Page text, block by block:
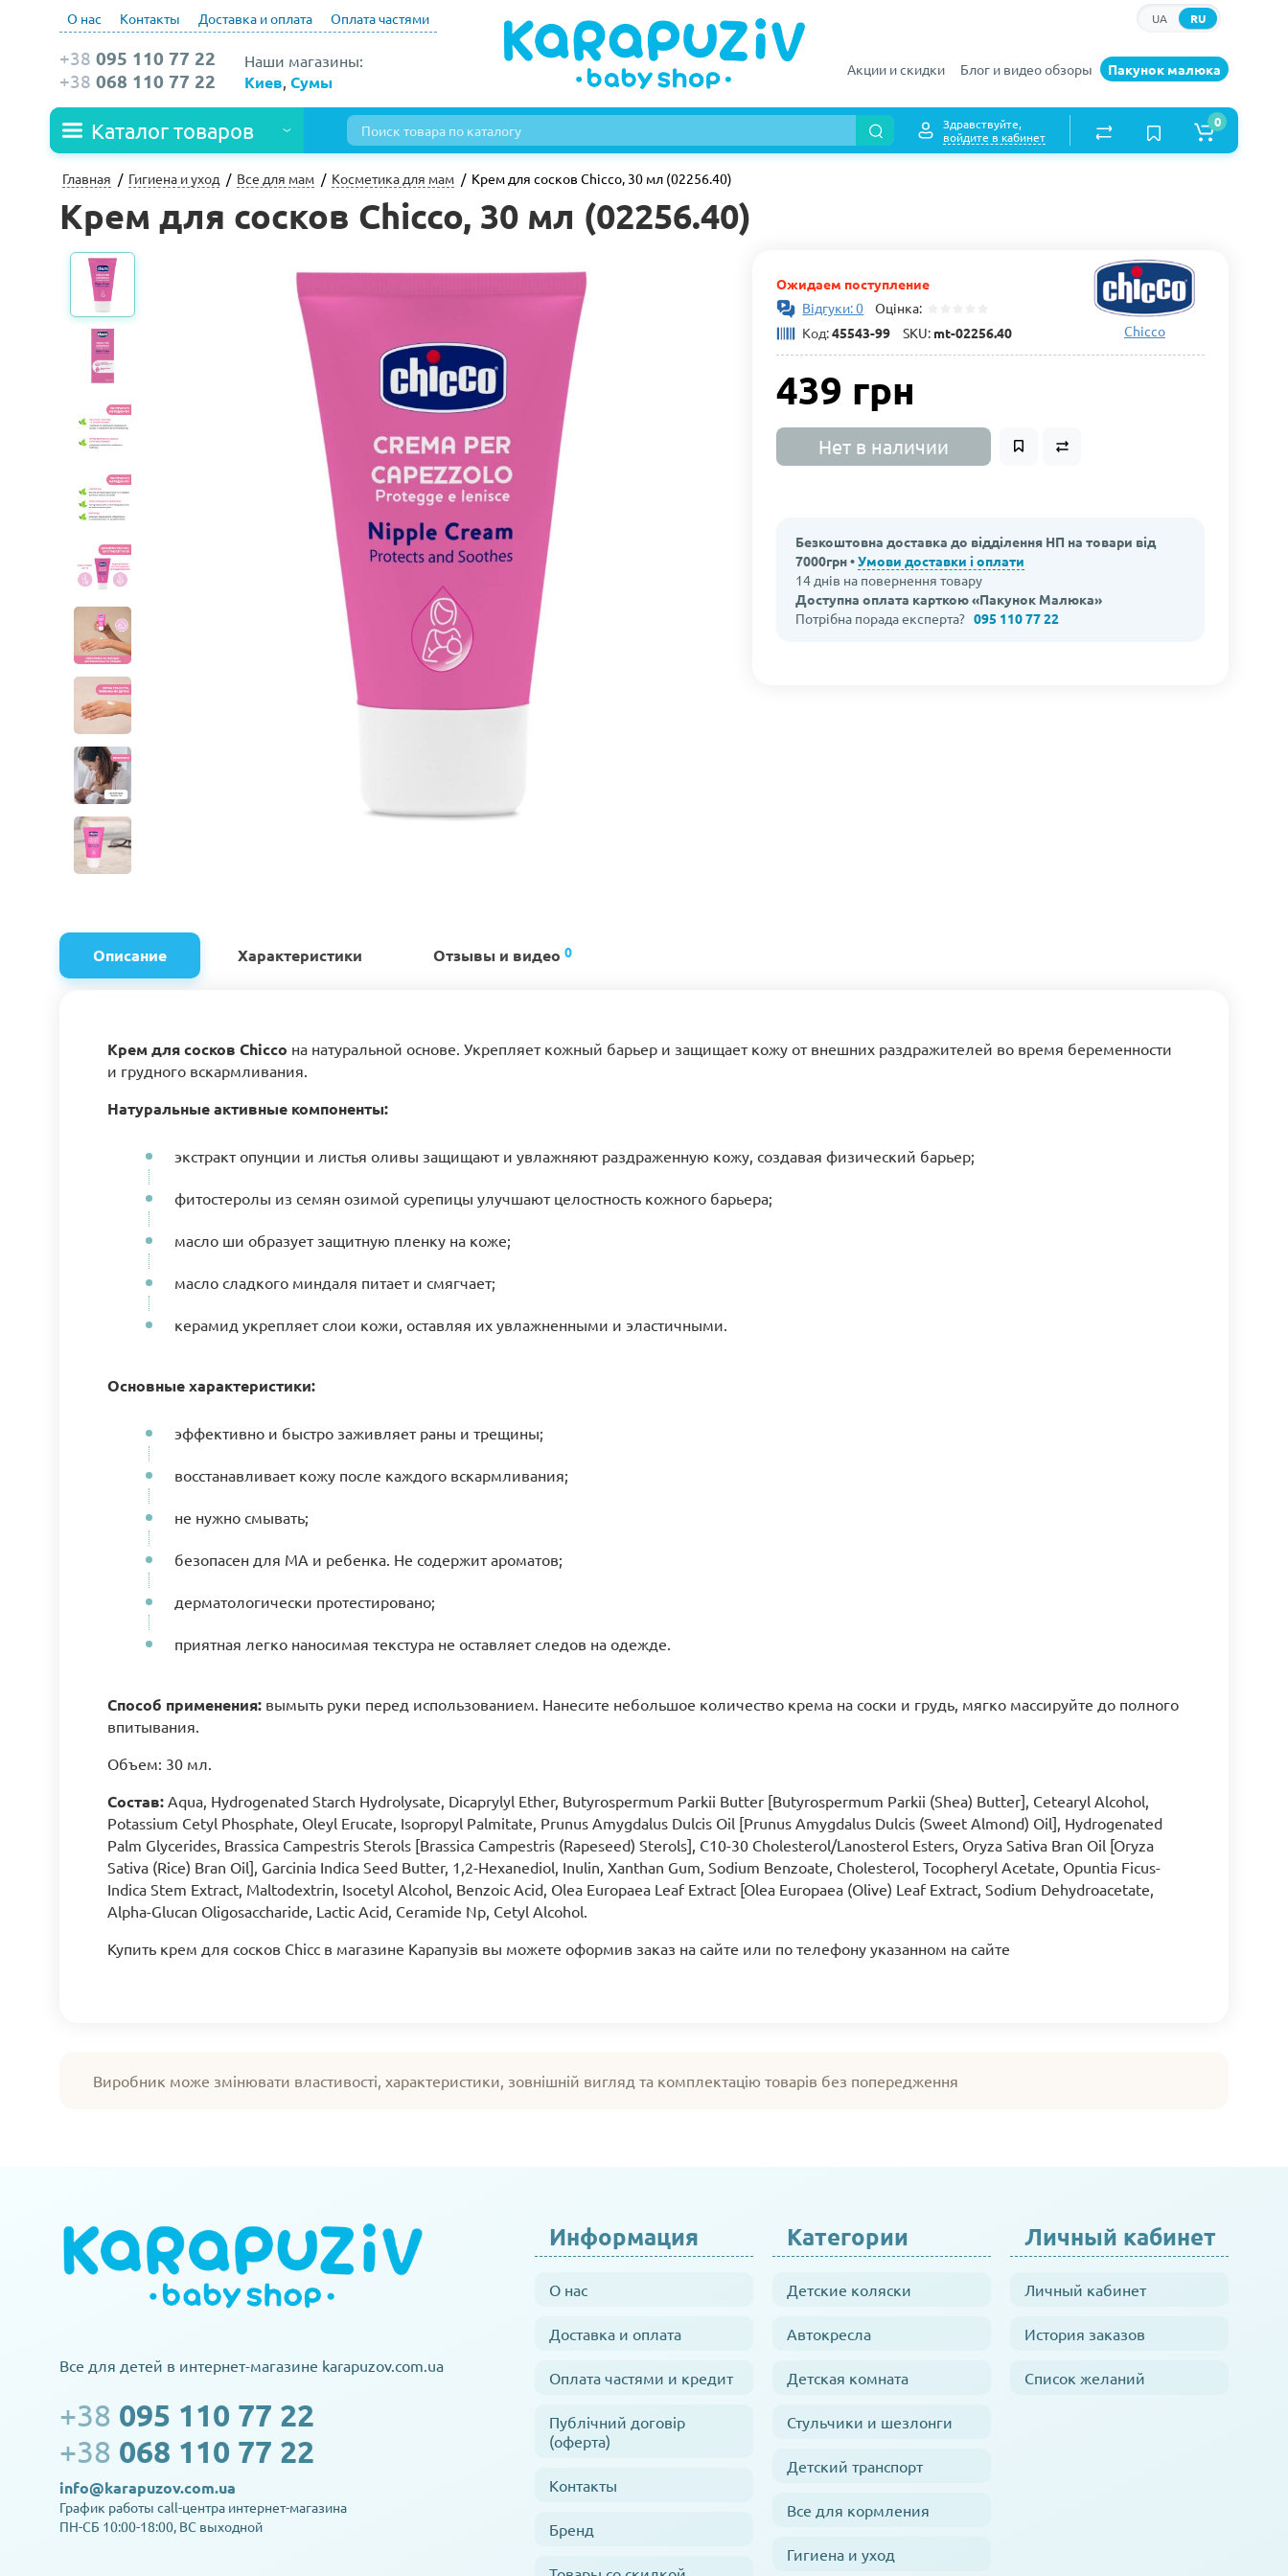
О нас Контакты Доставка и оплата Оплата частями RU
UA
Наши магазины:
Киев Сумы
+38 095 110 77 22
+38 068 110 77 22
Акции и скидки Блог и видео обзоры Пакунок малюка
Каталог товаров
Здравствуйте,
войдите в кабинет
0
Главная Гигиена и уход Все для мам Косметика для мам Крем для сосков Chicco, 30 мл (02256.40)
Крем для сосков Chicco, 30 мл (02256.40)
Ожидаем поступление
Відгуки: 0 Оцінка:
Код:45543-99 SKU: mt-02256.40 Chicco
439 грн
Нет в наличии
Безкоштовна доставка до відділення НП на товари від
7000грн •Умови доставки і оплати
14 днів на повернення товару
Доступна оплата карткою «Пакунок Малюка»
Потрібна порада експерта?095 110 77 22
Описание Характеристики Отзывы и видео 0
Крем для сосков Chicco на натуральной основе. Укрепляет кожный барьер и защищает кожу от внешних раздражителей во время беременности
и грудного вскармливания.
Натуральные активные компоненты:
экстракт опунции и листья оливы защищают и увлажняют раздраженную кожу, создавая физический барьер;
фитостеролы из семян озимой сурепицы улучшают целостность кожного барьера;
масло ши образует защитную пленку на коже;
масло сладкого миндаля питает и смягчает;
керамид укрепляет слои кожи, оставляя их увлажненными и эластичными.
Основные характеристики:
эффективно и быстро заживляет раны и трещины;
восстанавливает кожу после каждого вскармливания;
не нужно смывать;
безопасен для МА и ребенка. Не содержит ароматов;
дерматологически протестировано;
приятная легко наносимая текстура не оставляет следов на одежде.
Способ применения: вымыть руки перед использованием. Нанесите небольшое количество крема на соски и грудь, мягко массируйте до полного
впитывания.
Объем: 30 мл.
Состав: Aqua, Hydrogenated Starch Hydrolysate, Dicaprylyl Ether, Butyrospermum Parkii Butter [Butyrospermum Parkii (Shea) Butter], Cetearyl Alcohol,
Potassium Cetyl Phosphate, Oleyl Erucate, Isopropyl Palmitate, Prunus Amygdalus Dulcis Oil [Prunus Amygdalus Dulcis (Sweet Almond) Oil], Hydrogenated
Palm Glycerides, Brassica Campestris Sterols [Brassica Campestris (Rapeseed) Sterols], C10-30 Cholesterol/Lanosterol Esters, Oryza Sativa Bran Oil [Oryza
Sativa (Rice) Bran Oil], Garcinia Indica Seed Butter, 1,2-Hexanediol, Inulin, Xanthan Gum, Sodium Benzoate, Cholesterol, Tocopheryl Acetate, Opuntia Ficus-
Indica Stem Extract, Maltodextrin, Isocetyl Alcohol, Benzoic Acid, Olea Europaea Leaf Extract [Olea Europaea (Olive) Leaf Extract, Sodium Dehydroacetate,
Alpha-Glucan Oligosaccharide, Lactic Acid, Ceramide Np, Cetyl Alcohol.
Купить крем для сосков Chicc в магазине Карапузів вы можете оформив заказ на сайте или по телефону указанном на сайте
Виробник може змінювати властивості, характеристики, зовнішній вигляд та комплектацію товарів без попередження
Все для детей в интернет-магазине karapuzov.com.ua
+38 095 110 77 22
+38 068 110 77 22
info@karapuzov.com.ua
График работы call-центра интернет-магазина
ПН-СБ 10:00-18:00, ВС выходной
Информация
О нас
Доставка и оплата
Оплата частями и кредит
Публічний договір
(оферта)
Контакты
Бренд
Категории
Детские коляски
Автокресла
Детская комната
Стульчики и шезлонги
Детский транспорт
Все для кормления
Гигиена и уход
Личный кабинет
Личный кабинет
История заказов
Список желаний